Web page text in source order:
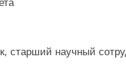
старший научный